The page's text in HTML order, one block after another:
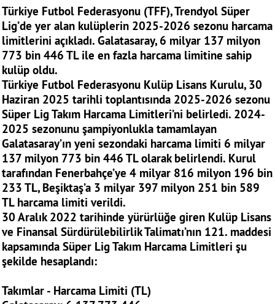
Türkiye Futbol Federasyonu (TFF), Trendyol Süper
Lig’de yer alan kulüplerin 2025-2026 sezonu harcama
limitlerini açıkladı. Galatasaray, 6 milyar 137 milyon
773 bin 446 TL ile en fazla harcama limitine sahip
kulüp oldu.
Türkiye Futbol Federasyonu Kulüp Lisans Kurulu, 30
Haziran 2025 tarihli toplantısında 2025-2026 sezonu
Süper Lig Takım Harcama Limitleri’ni belirledi. 2024-
2025 sezonunu şampiyonlukla tamamlayan
Galatasaray’ın yeni sezondaki harcama limiti 6 milyar
137 milyon 773 bin 446 TL olarak belirlendi. Kurul
tarafından Fenerbahçe’ye 4 milyar 816 milyon 196 bin
233 TL, Beşiktaş’a 3 milyar 397 milyon 251 bin 589
TL harcama limiti verildi.
30 Aralık 2022 tarihinde yürürlüğe giren Kulüp Lisans
ve Finansal Sürdürülebilirlik Talimatı’nın 121. maddesi
kapsamında Süper Lig Takım Harcama Limitleri şu
şekilde hesaplandı:
Takımlar - Harcama Limiti (TL)